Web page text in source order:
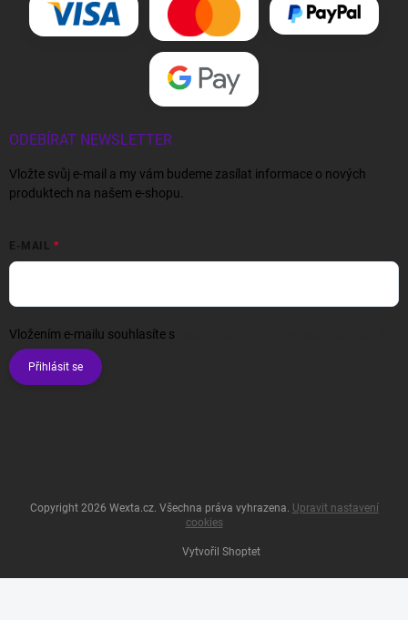
ODEBÍRAT NEWSLETTER
Vložte svůj e-mail a my vám budeme zasílat informace o nových
produktech na našem e-shopu.
E-MAIL
Vložením e-mailu souhlasíte s
Přihlásit se
Vytvořil Shoptet
Copyright 2026 Wexta.cz. Všechna práva vyhrazena. Upravit nastavení
cookies